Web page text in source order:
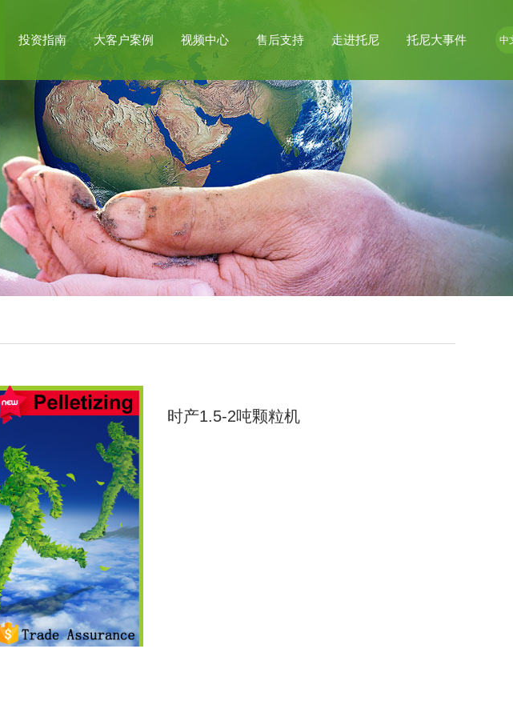
投资指南 大客户案例 视频中心 售后支持 走进托尼 托尼大事件 中
时产1.5-2吨颗粒机